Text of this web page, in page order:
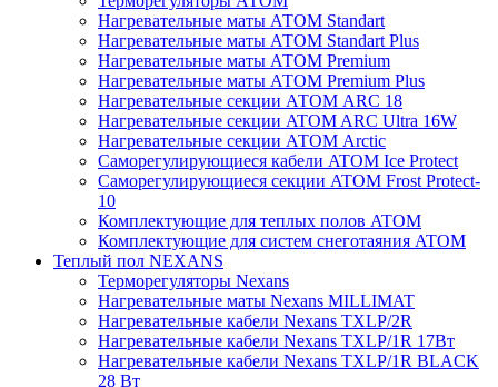
Нагревательные маты АТОМ Standart
Нагревательные маты АТОМ Standart Plus
Нагревательные маты АТОМ Premium
Нагревательные маты АТОМ Premium Plus
Нагревательные секции АТОМ ARC 18
Нагревательные секции ATOM ARC Ultra 16W
Нагревательные секции АТОМ Arctic
Саморегулирующиеся кабели ATOM Ice Protect
Саморегулирующиеся секции ATOM Frost Protect-
10
Комплектующие для теплых полов ATOM
Комплектующие для систем снеготаяния ATOM
Теплый пол NEXANS
Терморегуляторы Nexans
Нагревательные маты Nexans MILLIMAT
Нагревательные кабели Nexans TXLP/2R
Нагревательные кабели Nexans TXLP/1R 17Вт
Нагревательные кабели Nexans TXLP/1R BLACK
28 Вт